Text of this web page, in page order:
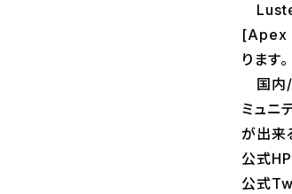
[Apex
ります。
国内/
ミュニ
が出来
公式
公式